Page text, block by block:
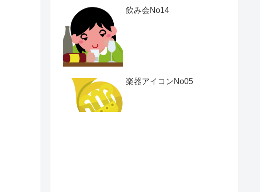
飲み会No14
楽器アイコンNo05